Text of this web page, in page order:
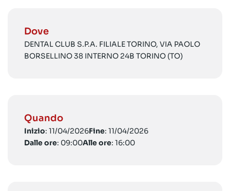
Dove
DENTAL CLUB S.P.A. FILIALE TORINO, VIA PAOLO
BORSELLINO 38 INTERNO 24B TORINO (TO)
Quando
Inizio: 11/04/2026Fine: 11/04/2026
Dalle ore: 09:00Alle ore: 16:00